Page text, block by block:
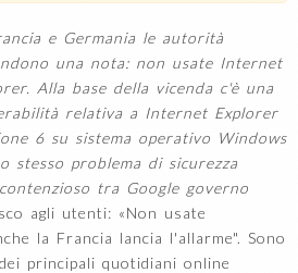
e Germania le autorità
una nota: non usate Internet
Alla base della vicenda c'è una
relativa a Internet Explorer
6 su sistema operativo Windows
stesso problema di sicurezza
tra Google governo
agli utenti: «Non usate
la Francia lancia l'allarme". Sono
principali quotidiani online